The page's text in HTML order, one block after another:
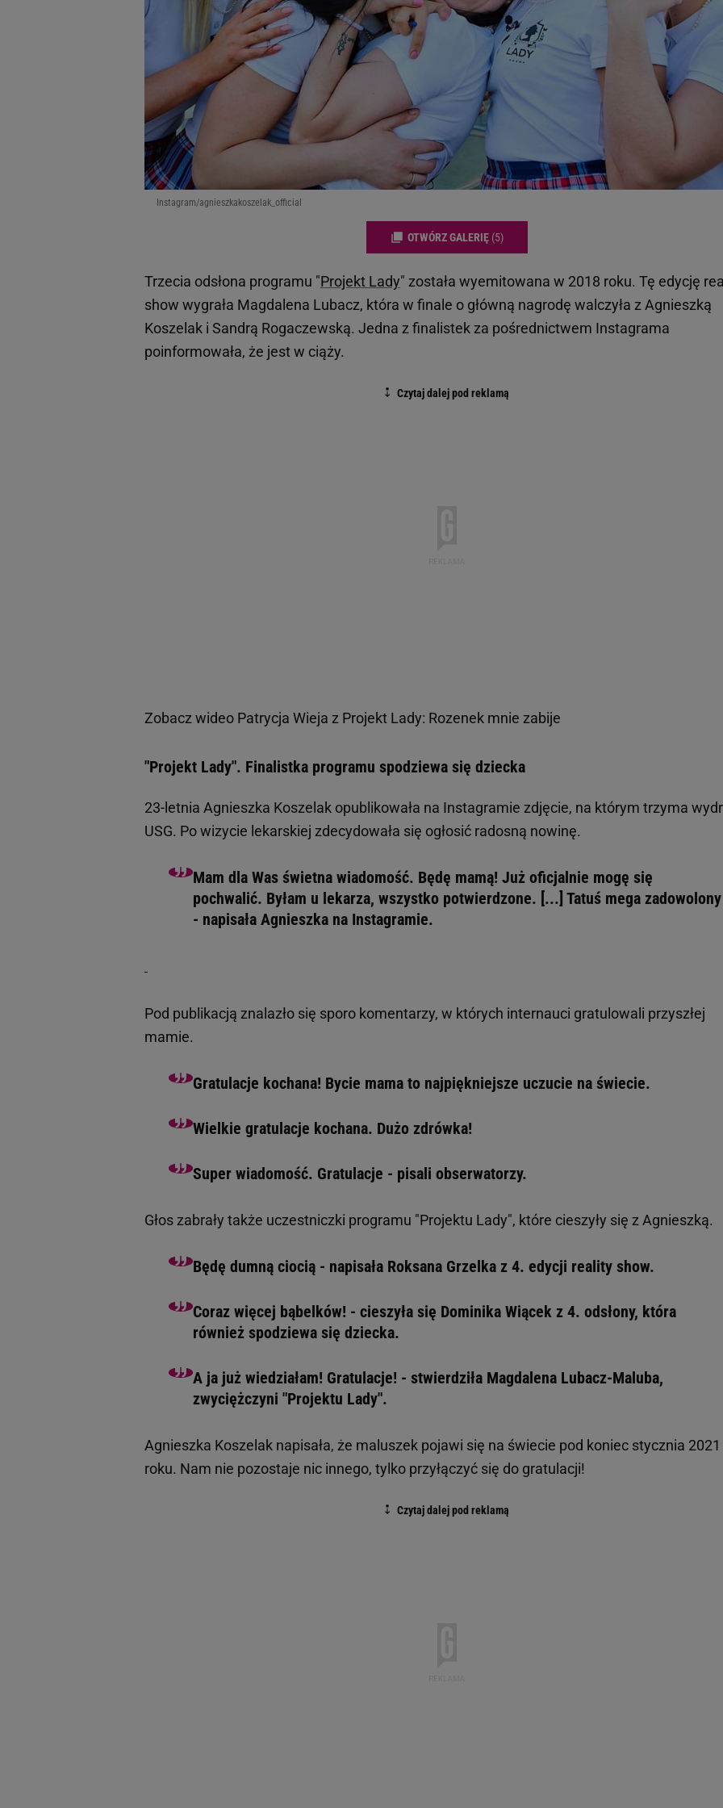
Instagram/agnieszkakoszelak_official
OTWÓRZ GALERIĘ (5)
Trzecia odsłona programu "Projekt Lady" została wyemitowana w 2018 roku. Tę edycję
show wygrała Magdalena Lubacz, która w finale o główną nagrodę walczyła z Agnieszką
Koszelak i Sandrą Rogaczewską. Jedna z finalistek za pośrednictwem Instagrama
poinformowała, że jest w ciąży.
Zobacz wideo Patrycja Wieja z Projekt Lady: Rozenek mnie zabije
"Projekt Lady". Finalistka programu spodziewa się dziecka
23-letnia Agnieszka Koszelak opublikowała na Instagramie zdjęcie, na którym trzyma
USG. Po wizycie lekarskiej zdecydowała się ogłosić radosną nowinę.
Mam dla Was świetna wiadomość. Będę mamą! Już oficjalnie mogę się
pochwalić. Byłam u lekarza, wszystko potwierdzone. [...] Tatuś mega zadowolony
- napisała Agnieszka na Instagramie.
Pod publikacją znalazło się sporo komentarzy, w których internauci gratulowali przyszłej
mamie.
Gratulacje kochana! Bycie mama to najpiękniejsze uczucie na świecie.
Wielkie gratulacje kochana. Dużo zdrówka!
Super wiadomość. Gratulacje - pisali obserwatorzy.
Głos zabrały także uczestniczki programu "Projektu Lady", które cieszyły się z Agnieszką.
Będę dumną ciocią - napisała Roksana Grzelka z 4. edycji reality show.
Coraz więcej bąbelków! - cieszyła się Dominika Wiącek z 4. odsłony, która
również spodziewa się dziecka.
A ja już wiedziałam! Gratulacje! - stwierdziła Magdalena Lubacz-Maluba,
zwyciężczyni "Projektu Lady".
Agnieszka Koszelak napisała, że maluszek pojawi się na świecie pod koniec stycznia 2021
roku. Nam nie pozostaje nic innego, tylko przyłączyć się do gratulacji!